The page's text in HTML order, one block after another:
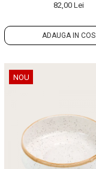
82,00 Lei
ADAUGA IN COS
NOU